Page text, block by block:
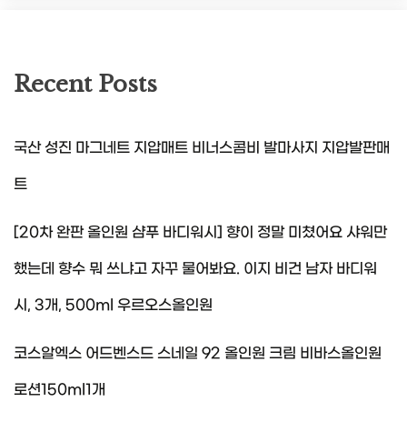
Recent Posts
국산 성진 마그네트 지압매트 비너스콤비 발마사지 지압발판매
트
[20차 완판 올인원 샴푸 바디워시] 향이 정말 미쳤어요 샤워만
했는데 향수 뭐 쓰냐고 자꾸 물어봐요. 이지 비건 남자 바디워
시, 3개, 500ml 우르오스올인원
코스알엑스 어드벤스드 스네일 92 올인원 크림 비바스올인원
로션150ml1개